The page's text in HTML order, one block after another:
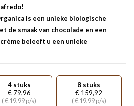
is een unieke biologische
de smaak van chocolade en een
beleeft u een unieke
4 stuks
€ 79,96
( € 19,99 p/s)
8 stuks
€ 159,92
( € 19,99 p/s)